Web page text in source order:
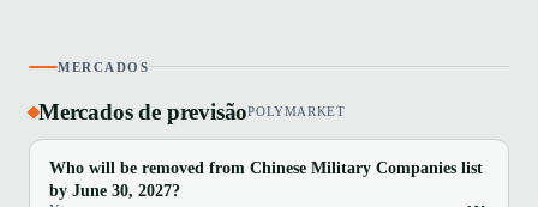
MERCADOS
Mercados de previsãoPOLYMARKET
Who will be removed from Chinese Military Companies list
by June 30, 2027?